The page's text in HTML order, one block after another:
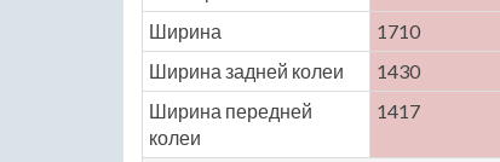
Ширина
1710
Ширина задней колеи
1430
Ширина передней
колеи
1417